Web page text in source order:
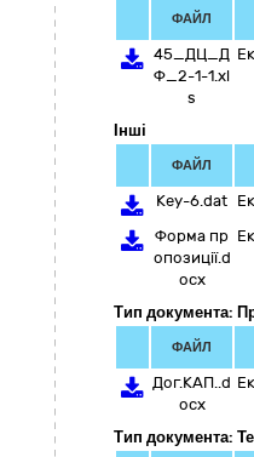
ФАЙЛ
45_ДЦ_Д
Ф_2-1-1.xl
s
Інші
ФАЙЛ
Key-6.dat
Форма пр
опозиції.d
ocx
Тип документа:
ФАЙЛ
Дог.КАП..d
ocx
Тип документа: